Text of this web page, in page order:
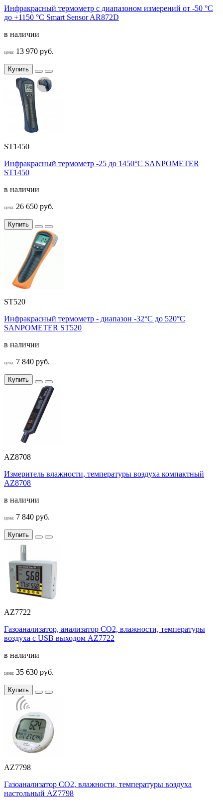
Инфракрасный термометр с диапазоном измерений от -50 °C
до +1150 °C Smart Sensor AR872D
в наличии
цена: 13 970 руб.
Купить
ST1450
Инфракрасный термометр -25 до 1450°C SANPOMETER
ST1450
в наличии
цена: 26 650 руб.
Купить
ST520
Инфракрасный термометр - диапазон -32°C до 520°C
SANPOMETER ST520
в наличии
цена: 7 840 руб.
Купить
AZ8708
Измеритель влажности, температуры воздуха компактный
AZ8708
в наличии
цена: 7 840 руб.
Купить
AZ7722
Газоанализатор, анализатор CO2, влажности, температуры
воздуха с USB выходом AZ7722
в наличии
цена: 35 630 руб.
Купить
AZ7798
Газоанализатор CO2, влажности, температуры воздуха
настольный AZ7798